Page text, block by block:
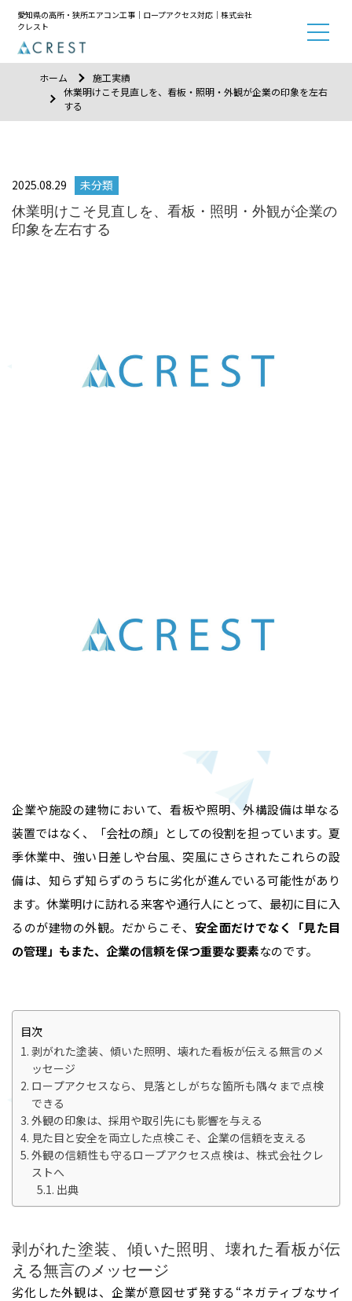
愛知県の高所・狭所エアコン工事｜ロープアクセス対応｜株式会社
クレスト
ホーム
施工実績
休業明けこそ見直しを、看板・照明・外観が企業の印象を左右
する
2025.08.29
未分類
休業明けこそ見直しを、看板・照明・外観が企業の
印象を左右する
企業や施設の建物において、看板や照明、外構設備は単なる
装置ではなく、「会社の顔」としての役割を担っています。夏
季休業中、強い日差しや台風、突風にさらされたこれらの設
備は、知らず知らずのうちに劣化が進んでいる可能性があり
ます。休業明けに訪れる来客や通行人にとって、最初に目に入
るのが建物の外観。だからこそ、 安全面だけでなく「見た目
の管理」もまた、企業の信頼を保つ重要な要素なのです。
目次
剥がれた塗装、傾いた照明、壊れた看板が伝える無言のメ
ッセージ
ロープアクセスなら、見落としがちな箇所も隅々まで点検
できる
外観の印象は、採用や取引先にも影響を与える
見た目と安全を両立した点検こそ、企業の信頼を支える
外観の信頼性も守るロープアクセス点検は、株式会社クレ
ストへ
出典
剥がれた塗装、傾いた照明、壊れた看板が伝
える無言のメッセージ
劣化した外観は、企業が意図せず発する“ネガティブなサイ